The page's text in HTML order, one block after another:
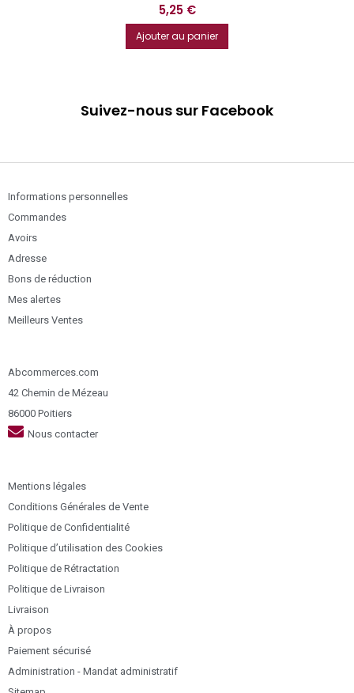
Prix
5,25 €
Ajouter au panier
Suivez-nous sur Facebook
Informations personnelles
Commandes
Avoirs
Adresse
Bons de réduction
Mes alertes
Meilleurs Ventes
Abcommerces.com
42 Chemin de Mézeau
86000 Poitiers
Nous contacter
Mentions légales
Conditions Générales de Vente
Politique de Confidentialité
Politique d’utilisation des Cookies
Politique de Rétractation
Politique de Livraison
Livraison
À propos
Paiement sécurisé
Administration - Mandat administratif